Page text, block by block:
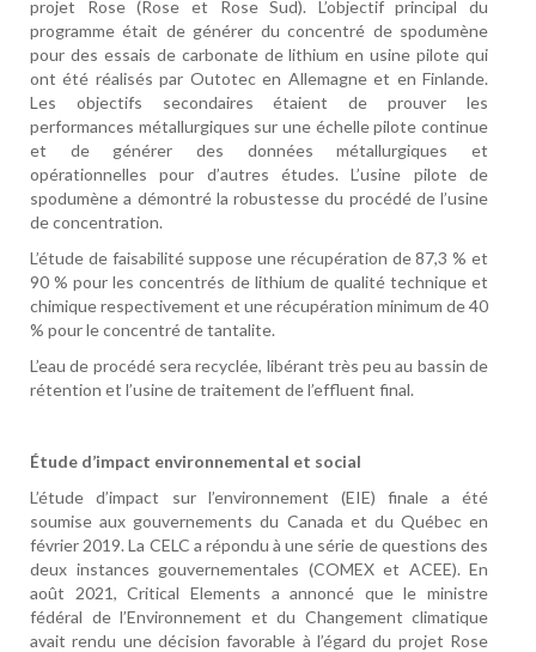
projet Rose (Rose et Rose Sud). L’objectif principal du
programme était de générer du concentré de spodumène
pour des essais de carbonate de lithium en usine pilote qui
ont été réalisés par Outotec en Allemagne et en Finlande.
Les objectifs secondaires étaient de prouver les
performances métallurgiques sur une échelle pilote continue
et de générer des données métallurgiques et
opérationnelles pour d’autres études. L’usine pilote de
spodumène a démontré la robustesse du procédé de l’usine
de concentration.
L’étude de faisabilité suppose une récupération de 87,3 % et
90 % pour les concentrés de lithium de qualité technique et
chimique respectivement et une récupération minimum de 40
% pour le concentré de tantalite.
L’eau de procédé sera recyclée, libérant très peu au bassin de
rétention et l’usine de traitement de l’effluent final.
Étude d’impact environnemental et social
L’étude d’impact sur l’environnement (EIE) finale a été
soumise aux gouvernements du Canada et du Québec en
février 2019. La CELC a répondu à une série de questions des
deux instances gouvernementales (COMEX et ACEE). En
août 2021, Critical Elements a annoncé que le ministre
fédéral de l’Environnement et du Changement climatique
avait rendu une décision favorable à l’égard du projet Rose